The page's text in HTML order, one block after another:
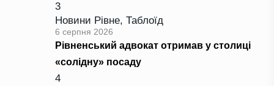
3
Новини Рівне, Таблоїд
6 серпня 2026
Рівненський адвокат отримав у столиці
«солідну» посаду
4